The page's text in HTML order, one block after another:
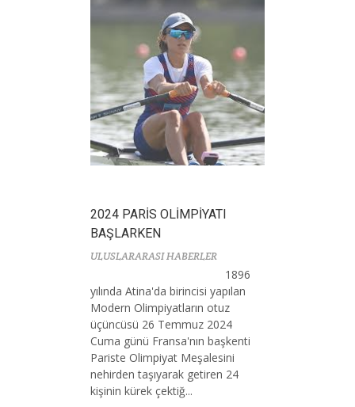
2024 PARİS OLİMPİYATI
BAŞLARKEN
ULUSLARARASI HABERLER
1896
yılında Atina'da birincisi yapılan
Modern Olimpiyatların otuz
üçüncüsü 26 Temmuz 2024
Cuma günü Fransa'nın başkenti
Pariste Olimpiyat Meşalesini
nehirden taşıyarak getiren 24
kişinin kürek çektiğ...